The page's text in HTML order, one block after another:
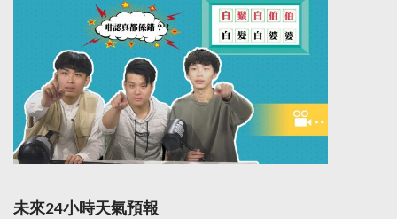
未來24小時天氣預報